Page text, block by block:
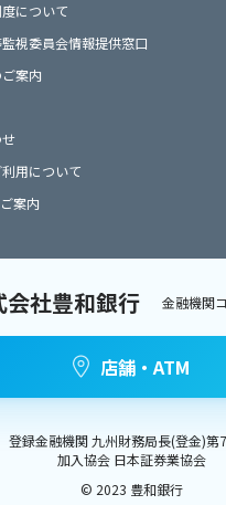
について
視委員会情報提供窓口
案内
用について
案内
会社豊和銀行 金融機関
店舗・ATM
登録金融機関 九州財務局長(登金)
加入協会 日本証券業協会
©️ 2023 豊和銀行